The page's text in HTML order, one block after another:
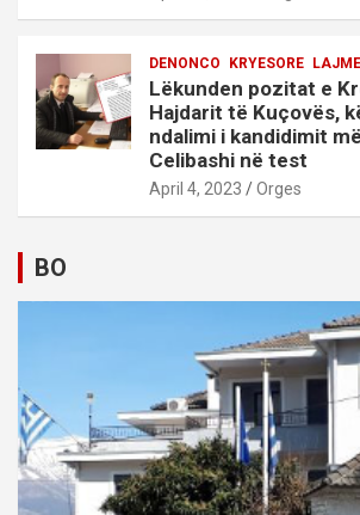
DENONCO KRYESORE LAJME
Lëkunden pozitat e
Hajdarit të Kuçovës,
ndalimi i kandidimit
Celibashi në test
April 4, 2023 Orges
BO